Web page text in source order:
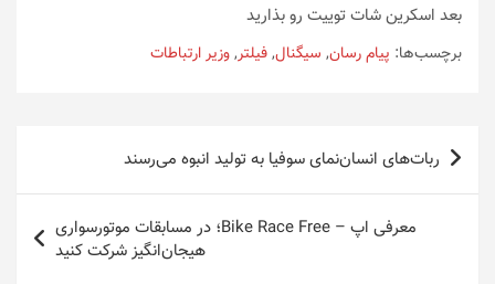
بعد اسکرین شات توییت رو بذارید
برچسب‌ها: پیام رسان, سیگنال,فیلتر,وزیر ارتباطات
راهبری
نوشته
ربات‌های انسان‌نمای سوفیا به تولید انبوه می‌رسند
معرفی اپ – Bike Race Free؛ در مسابقات موتورسواری
هیجان‌انگیز شرکت کنید